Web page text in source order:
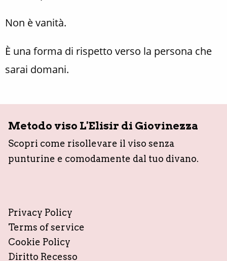
Non è vanità.
È una forma di rispetto verso la persona che
sarai domani.
Metodo viso L'Elisir di Giovinezza
Scopri come risollevare il viso senza
punturine e comodamente dal tuo divano.
Privacy Policy
Terms of service
Cookie Policy
Diritto Recesso